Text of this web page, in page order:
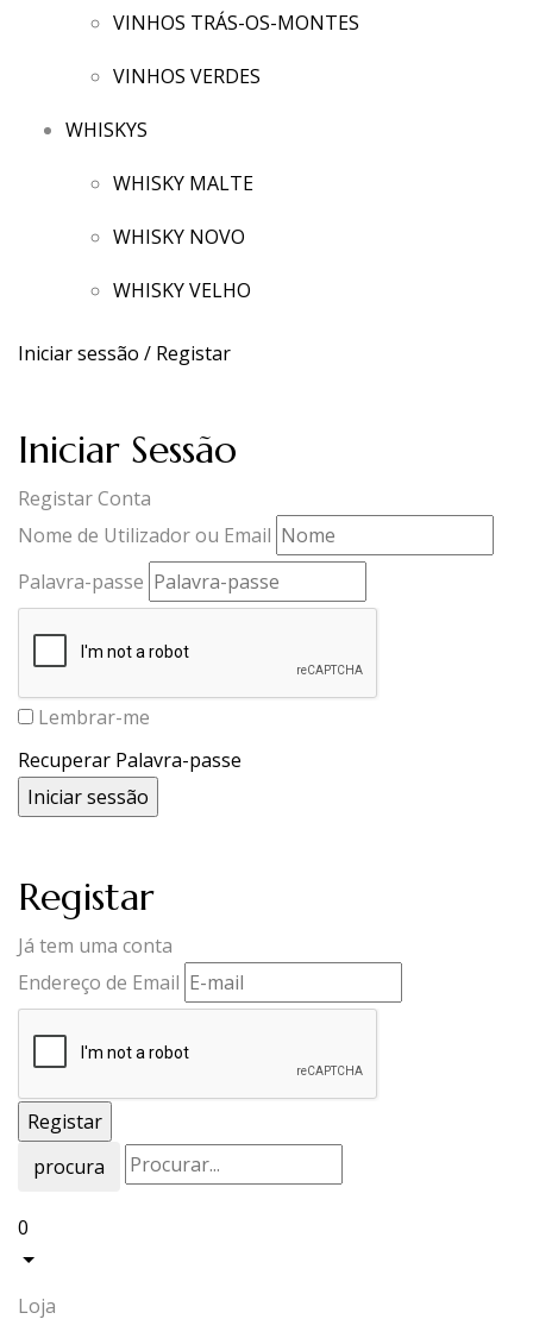
VINHOS TRÁS-OS-MONTES
VINHOS VERDES
WHISKYS
WHISKY MALTE
WHISKY NOVO
WHISKY VELHO
Iniciar sessão / Registar
Iniciar Sessão
Registar Conta
Nome de Utilizador ou Email
Palavra-passe
Lembrar-me
Recuperar Palavra-passe
Registar
Já tem uma conta
Endereço de Email
procura
0
Loja